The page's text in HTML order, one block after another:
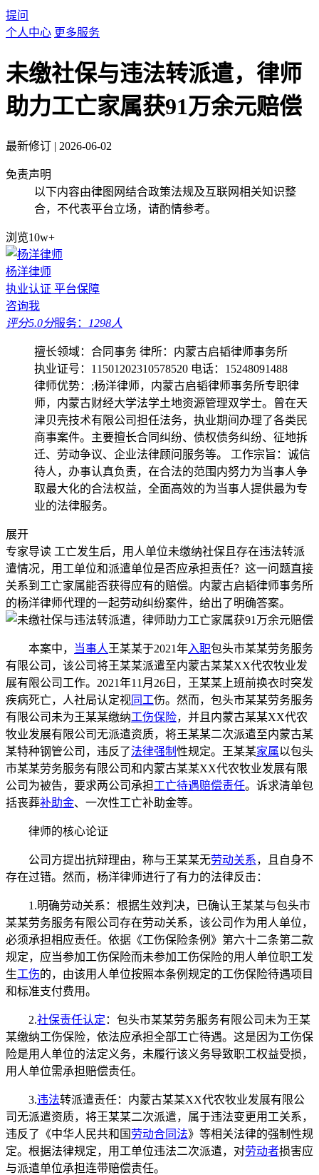
提问
个人中心 更多服务
未缴社保与违法转派遣，律师
助力工亡家属获91万余元赔偿
最新修订 | 2026-06-02
免责声明
以下内容由律图网结合政策法规及互联网相关知识整
合，不代表平台立场，请酌情参考。
浏览10w+
杨洋律师
执业认证 平台保障
咨询我
评分5.0分服务： 1298人
擅长领域：合同事务 律所：内蒙古启韬律师事务所
执业证号：11501202310578520 电话：15248091488
律师优势：;杨洋律师，内蒙古启韬律师事务所专职律
师，内蒙古财经大学法学土地资源管理双学士。曾在天
津贝壳技术有限公司担任法务，执业期间办理了各类民
商事案件。主要擅长合同纠纷、债权债务纠纷、征地拆
迁、劳动争议、企业法律顾问服务等。 工作宗旨：诚信
待人，办事认真负责，在合法的范围内努力为当事人争
取最大化的合法权益，全面高效的为当事人提供最为专
业的法律服务。
展开
专家导读 工亡发生后，用人单位未缴纳社保且存在违法转派
遣情况，用工单位和派遣单位是否应承担责任？这一问题直接
关系到工亡家属能否获得应有的赔偿。内蒙古启韬律师事务所
的杨洋律师代理的一起劳动纠纷案件，给出了明确答案。
本案中， 当事人 王某某于2021年入职包头市某某劳务服务
有限公司，该公司将王某某派遣至内蒙古某某XX代农牧业发
展有限公司工作。2021年11月26日，王某某上班前换衣时突发
疾病死亡，人社局认定视同工伤。然而，包头市某某劳务服务
有限公司未为王某某缴纳工伤保险，并且内蒙古某某XX代农
牧业发展有限公司无派遣资质，将王某某二次派遣至内蒙古某
某特种钢管公司，违反了法律强制 性规定。王某某家属以包头
市某某劳务服务有限公司和内蒙古某某XX代农牧业发展有限
公司为被告，要求两公司承担工亡待遇赔偿责任。诉求清单包
括丧葬补助金、一次性工亡补助金等。
律师的核心论证
公司方提出抗辩理由，称与王某某无劳动关系，且自身不
存在过错。然而，杨洋律师进行了有力的法律反击：
1.明确劳动关系：根据生效判决，已确认王某某与包头市
某某劳务服务有限公司存在劳动关系，该公司作为用人单位，
必须承担相应责任。依据《工伤保险条例》第六十二条第二款
规定，应当参加工伤保险而未参加工伤保险的用人单位职工发
生工伤的，由该用人单位按照本条例规定的工伤保险待遇项目
和标准支付费用。
2.社保责任认定 ：包头市某某劳务服务有限公司未为王某
某缴纳工伤保险，依法应承担全部工亡待遇。这是因为工伤保
险是用人单位的法定义务，未履行该义务导致职工权益受损，
用人单位需承担赔偿责任。
3.违法转派遣责任：内蒙古某某XX代农牧业发展有限公
司无派遣资质，将王某某二次派遣，属于违法变更用工关系，
违反了《中华人民共和国 劳动合同法》等相关法律的强制性规
定。根据法律规定，用工单位违法二次派遣，对劳动者损害应
与派遣单位承担连带赔偿责任。